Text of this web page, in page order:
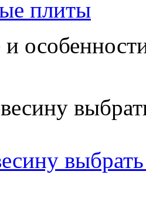
плиты
и